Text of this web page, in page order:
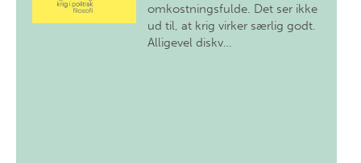
omkostningsfulde. Det ser ikke
ud til, at krig virker særlig godt.
Alligevel diskv…